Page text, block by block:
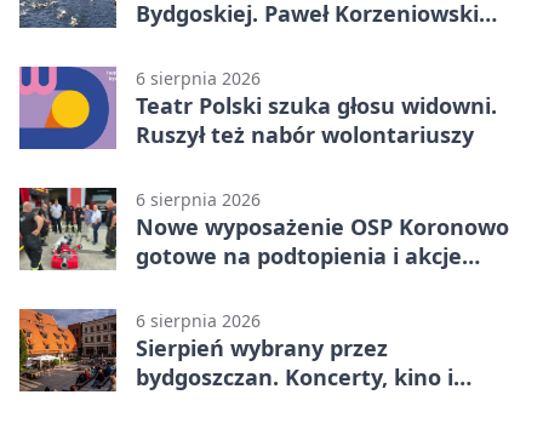
Bydgoskiej. Paweł Korzeniowski
6 sierpnia 2026
Teatr Polski szuka głosu widowni.
Ruszył też nabór wolontariuszy
6 sierpnia 2026
Nowe wyposażenie OSP Koronowo
gotowe na podtopienia i akcje
6 sierpnia 2026
Sierpień wybrany przez
bydgoszczan. Koncerty, kino i